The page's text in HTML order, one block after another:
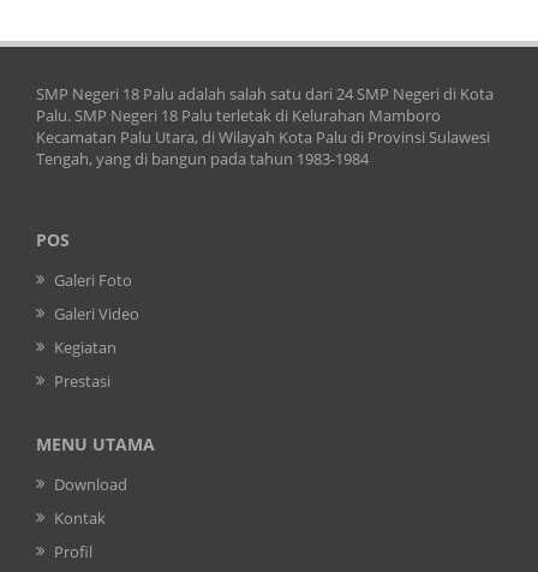
SMP Negeri 18 Palu adalah salah satu dari 24 SMP Negeri di Kota
Palu. SMP Negeri 18 Palu terletak di Kelurahan Mamboro
Kecamatan Palu Utara, di Wilayah Kota Palu di Provinsi Sulawesi
Tengah, yang di bangun pada tahun 1983-1984
POS
Galeri Foto
Galeri Video
Kegiatan
Prestasi
MENU UTAMA
Download
Kontak
Profil